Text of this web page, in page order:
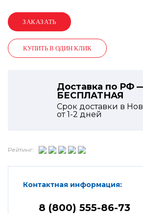
КУПИТЬ В ОДИН КЛИК
Доставка по РФ
БЕСПЛАТНАЯ
Срок доставки в
от1-2 дней
Рейтинг:
Контактная информация:
8 (800) 555-86-73